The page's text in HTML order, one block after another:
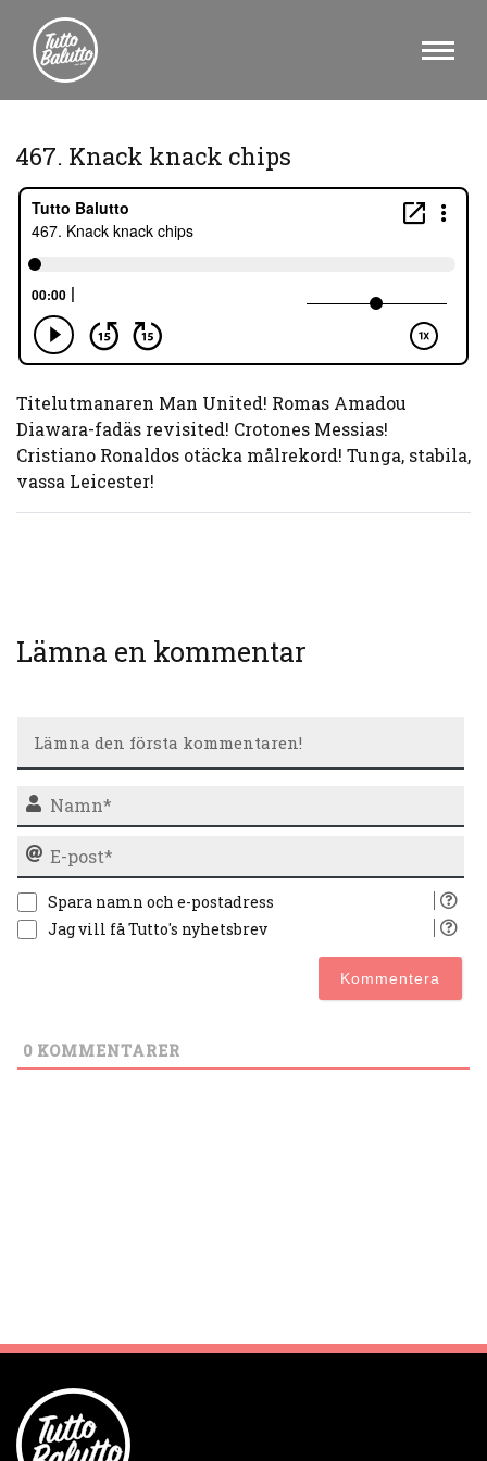
467. Knack knack chips
Titelutmanaren Man United! Romas Amadou
Diawara-fadäs revisited! Crotones Messias!
Cristiano Ronaldos otäcka målrekord! Tunga, stabila,
vassa Leicester!
Lämna en kommentar
Spara namn och e-postadress
Jag vill få Tutto's nyhetsbrev
0 KOMMENTARER